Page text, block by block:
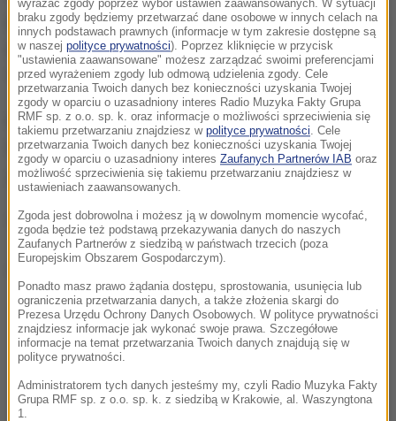
przesłuchiwana, sprawa trafi do prokuratury i ma być
prowadzono nie tylko w kierunku pozbawienia
wolności, ale też rozboju.
Motywem zbrodni miały być rozliczenia finansowe.
Policja nie zdradza, co zeznał porwany Chińczyk, ani
jak doszło do jego uwolnienia.
(az)
Dalsza część artykułu pod materiałem video:
wyrażać zgody poprzez wybór ustawień zaawansowanych. W sytuacji
braku zgody będziemy przetwarzać dane osobowe w innych celach na
innych podstawach prawnych (informacje w tym zakresie dostępne są
w naszej polityce prywatności). Poprzez kliknięcie w przycisk
"ustawienia zaawansowane" możesz zarządzać swoimi preferencjami
przed wyrażeniem zgody lub odmową udzielenia zgody. Cele
przetwarzania Twoich danych bez konieczności uzyskania Twojej
zgody w oparciu o uzasadniony interes Radio Muzyka Fakty Grupa
RMF sp. z o.o. sp. k. oraz informacje o możliwości sprzeciwienia się
takiemu przetwarzaniu znajdziesz w polityce prywatności. Cele
przetwarzania Twoich danych bez konieczności uzyskania Twojej
zgody w oparciu o uzasadniony interes Zaufanych Partnerów IAB oraz
możliwość sprzeciwienia się takiemu przetwarzaniu znajdziesz w
ustawieniach zaawansowanych.
Zgoda jest dobrowolna i możesz ją w dowolnym momencie wycofać,
zgoda będzie też podstawą przekazywania danych do naszych
Zaufanych Partnerów z siedzibą w państwach trzecich (poza
Europejskim Obszarem Gospodarczym).
Ponadto masz prawo żądania dostępu, sprostowania, usunięcia lub
ograniczenia przetwarzania danych, a także złożenia skargi do
Prezesa Urzędu Ochrony Danych Osobowych. W polityce prywatności
znajdziesz informacje jak wykonać swoje prawa. Szczegółowe
informacje na temat przetwarzania Twoich danych znajdują się w
polityce prywatności.
Administratorem tych danych jesteśmy my, czyli Radio Muzyka Fakty
Grupa RMF sp. z o.o. sp. k. z siedzibą w Krakowie, al. Waszyngtona
1.